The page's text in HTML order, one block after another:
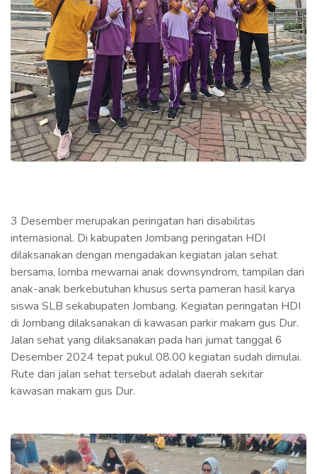
3 Desember merupakan peringatan hari disabilitas
internasional. Di kabupaten Jombang peringatan HDI
dilaksanakan dengan mengadakan kegiatan jalan sehat
bersama, lomba mewarnai anak downsyndrom, tampilan dari
anak-anak berkebutuhan khusus serta pameran hasil karya
siswa SLB sekabupaten Jombang. Kegiatan peringatan HDI
di Jombang dilaksanakan di kawasan parkir makam gus Dur.
Jalan sehat yang dilaksanakan pada hari jumat tanggal 6
Desember 2024 tepat pukul 08.00 kegiatan sudah dimulai.
Rute dari jalan sehat tersebut adalah daerah sekitar
kawasan makam gus Dur.